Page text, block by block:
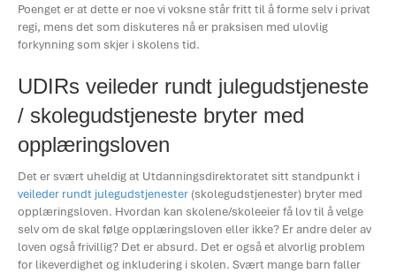
Poenget er at dette er noe vi voksne står fritt til å forme selv i privat
regi, mens det som diskuteres nå er praksisen med ulovlig
forkynning som skjer i skolens tid.
UDIRs veileder rundt julegudstjeneste
/ skolegudstjeneste bryter med
opplæringsloven
Det er svært uheldig at Utdanningsdirektoratet sitt standpunkt i
veileder rundt julegudstjenester (skolegudstjenester) bryter med
opplæringsloven. Hvordan kan skolene/skoleeier få lov til å velge
selv om de skal følge opplæringsloven eller ikke? Er andre deler av
loven også frivillig? Det er absurd. Det er også et alvorlig problem
for likeverdighet og inkludering i skolen. Svært mange barn faller